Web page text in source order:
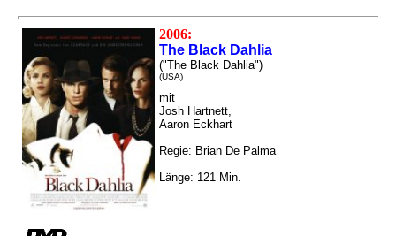
2006:
The Black Dahlia
("The Black Dahlia")
(USA)
mit
Josh Hartnett,
Aaron Eckhart
Regie: Brian De Palma
Länge: 121 Min.